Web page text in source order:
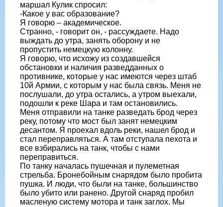
маршал Кулик спросил:
-Какое у вас образование?
Я говорю – академическое.
Странно, - говорит он, - рассуждаете. Надо
выждать до утра, занять оборону и не
пропустить немецкую колонну.
Я говорю, что исхожу из создавшейся
обстановки и наличия разведданных о
противнике, которые у нас имеются через штаб
10й Армии, с которым у нас была связь. Меня не
послушали, до утра остались, а утром выехали,
подошли к реке Шара и там остановились.
Меня отправили на танке разведать брод через
реку, потому что мост был занят немецким
десантом. Я проехал вдоль реки, нашел брод и
стал переправляться. А там отступала пехота и
все взбирались на танк, чтобы с нами
переправиться.
По танку началась пушечная и пулеметная
стрельба. Бронебойным снарядом было пробита
пушка. И люди, что были на танке, большинство
было убито или ранено. Другой снаряд пробил
масленую систему мотора и танк заглох. Мы